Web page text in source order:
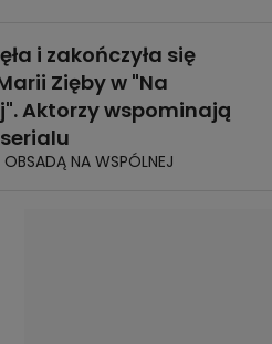
i zakończyła się
Zięby w "Na
Aktorzy wspominają
NA WSPÓLNEJ